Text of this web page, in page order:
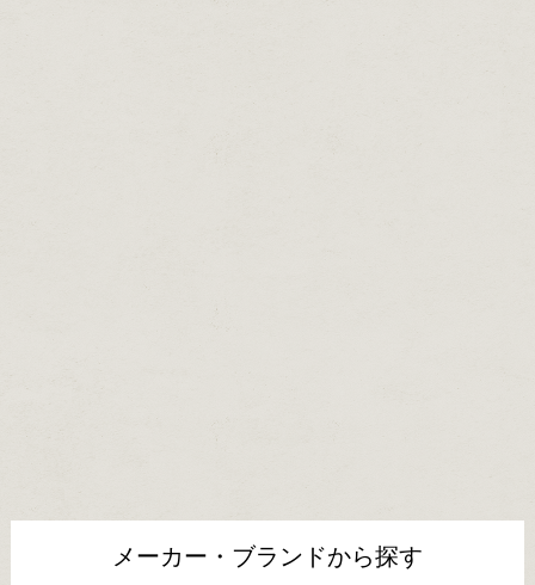
メーカー・ブランドから探す